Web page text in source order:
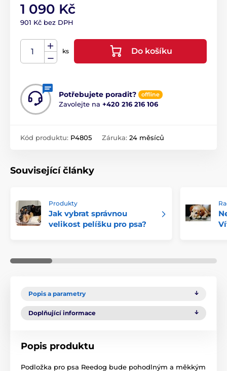
1 090 Kč
901 Kč bez DPH
ks Do košíku
Potřebujete poradit? offline
Zavolejte na +420 216 216 106
Kód produktu: P4805 Záruka: 24 měsíců
Související články
Produkty
Jak vybrat správnou
velikost pelíšku pro psa?
Popis a parametry
Doplňující informace
Popis produktu
Podložka pro psa Reedog bude pohodlným a měkkým